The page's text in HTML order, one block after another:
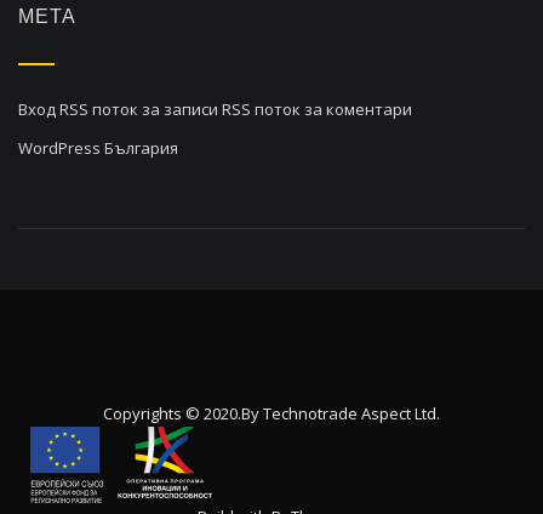
МЕТА
ВходRSS поток за записи RSS поток за коментари
WordPress България
Copyrights © 2020.ByTechnotrade Aspect Ltd.